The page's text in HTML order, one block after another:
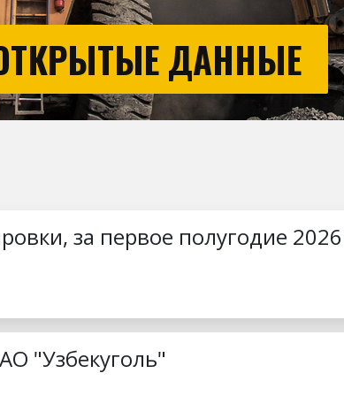
ДАННЫЕ
за первое полугодие
"Узбекуголь"